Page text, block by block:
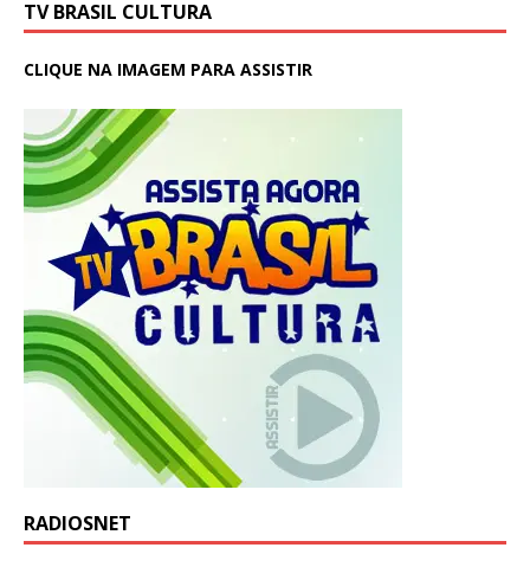
TV BRASIL CULTURA
CLIQUE NA IMAGEM PARA ASSISTIR
RADIOSNET